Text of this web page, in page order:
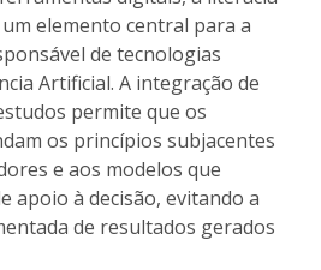
elemento central para a
de tecnologias
Artificial. A integração de
permite que os
os princípios subjacentes
e aos modelos que
apoio à decisão, evitando a
de resultados gerados